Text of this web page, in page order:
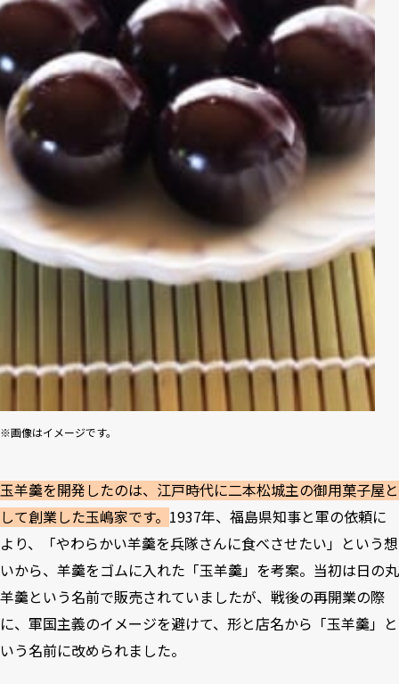
※画像はイメージです。
玉羊羹を開発したのは、江戸時代に二本松城主の御用菓子屋と
して創業した玉嶋家です。 1937年、福島県知事と軍の依頼に
より、「やわらかい羊羹を兵隊さんに食べさせたい」という想
いから、羊羹をゴムに入れた「玉羊羹」を考案。当初は日の丸
羊羹という名前で販売されていましたが、戦後の再開業の際
に、軍国主義のイメージを避けて、形と店名から「玉羊羹」と
いう名前に改められました。